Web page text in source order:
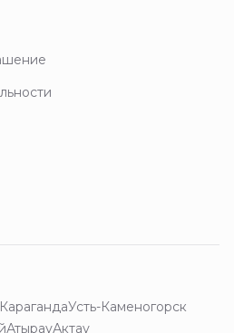
КарагандаУсть-Каменогорск
АтырауАктау